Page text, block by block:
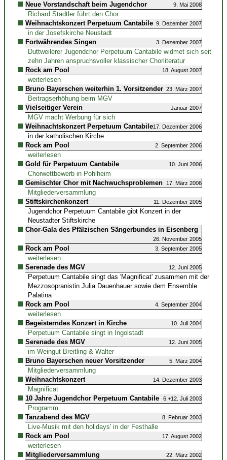
Neue Vorstandschaft beim Jugendchor
9. Mai 2008
Richard Städtler führt den Chor
Weihnachtskonzert Perpetuum Cantabile 9. Dezember 2007
in der Josefskirche Neustadt
Fortwährendes Singen
3. Dezember 2007
Duttweilerer Jugendchor Perpetuum Cantabile widmet sich seit
zehn Jahren anspruchsvoller klassischer Chorliteratur
Rock am Pool
18. August 2007
weiterlesen
Bruno Bayerschen weiterhin 1. Vorsitzender 23. März 2007
Beitragserhöhung beim MGV
Vielseitiger Verein
Januar 2007
MGV macht Werbung für sich
Weihnachtskonzert Perpetuum Cantabile17. Dezember 2006
in der katholischen Kirche
Rock am Pool
2. September 2006
weiterlesen
Gold für Perpetuum Cantabile
10. Juni 2006
Chorwettbewerb in Pohlheim
Gemischter Chor mit Nachwuchsproblemen
17. März 2006
Mitgliederversammlung
Stiftskirchenkonzert
11. Dezember 2005
Jugendchor Perpetuum Cantabile gibt Konzert in der
Neustadter Stiftskirche
Chor-Gala des Pfälzischen Sängerbundes in Eisenberg
26. November 2005
Rock am Pool 3. September 2005
weiterlesen
Serenade des MGV
12. Juni 2005
Perpetuum Cantabile singt das 'Magnificat' zusammen mit der
Mezzosopranistin Julia Dauenhauer sowie dem Ensemble
Palatina
Rock am Pool
4. September 2004
weiterlesen
Begeisterndes Konzert in Kirche
10. Juli 2004
Perpetuum Cantabile singt in Ingolstadt
Serenade des MGV
12. Juni 2005
im Weingut Breitling & Walter
Bruno Bayerschen neuer Vorsitzender
5. März 2004
Mitgliederversammlung
Weihnachtskonzert
14. Dezember 2003
Magnificat
10 Jahre Jugendchor Perpetuum Cantabile
6.+12. Juli 2003
Programm
Tanzabend des MGV
8. Februar 2003
Live-Musik mit den holidays' in der Festhalle
Rock am Pool
17. August 2002
weiterlesen
Mitgliederversammlung
22. März 2002